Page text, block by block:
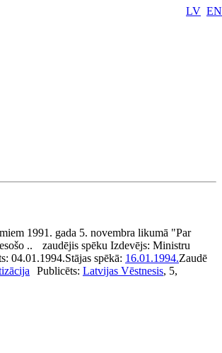
LV EN
1991. gada 5. novembra likumā "Par
..
zaudējis spēku Izdevējs: Ministru
04.01.1994.Stājas spēkā: 16.01.1994.Zaudē
Publicēts: Latvijas Vēstnesis, 5,